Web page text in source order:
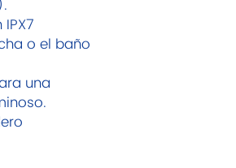
o el baño
una